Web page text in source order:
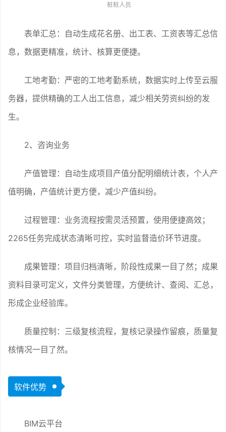
桩桩人员
表单汇总：自动生成花名册、出工表、工资表等汇总信
息，数据更精准，统计、核算更便捷。
工地考勤：严密的工地考勤系统，数据实时上传至云服
务器，提供精确的工人出工信息，减少相关劳资纠纷的发
生。
2、咨询业务
产值管理：自动生成项目产值分配明细统计表，个人产
值明确，产值统计更方便，减少产值纠纷。
过程管理：业务流程按需灵活预置，使用便捷高效；
2265任务完成状态清晰可控，实时监督造价环节进度。
成果管理：项目归档清晰，阶段性成果一目了然；成果
资料目录可定义，文件分类管理，方便统计、查阅、汇总，
形成企业经验库。
质量控制：三级复核流程，复核记录操作留痕，质量复
核情况一目了然。
软件优势
BIM云平台